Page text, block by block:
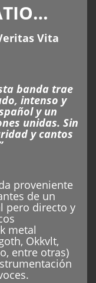
Vita
banda trae
intenso y
y un
unidas. Sin
y cantos
proveniente
de un
pero directo y
metal
Okkvlt,
entre otras)